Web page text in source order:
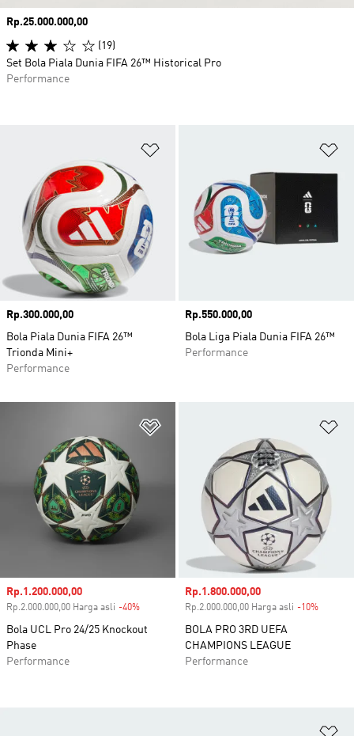
Harga
Rp.300.000,00
Bola Piala Dunia FIFA 26™
Trionda Mini+
Performance
Harga
Rp.550.000,00
Bola Liga Piala Dunia FIFA 26™
Performance
Harga penjualan
Rp.1.200.000,00
Rp.2.000.000,00 Harga asli -40%
Bola UCL Pro 24/25 Knockout
Phase
Performance
Harga penjualan
Rp.1.800.000,00
Rp.2.000.000,00 Harga asli -10%
BOLA PRO 3RD UEFA
CHAMPIONS LEAGUE
Performance
Harga
Rp.25.000.000,00
(19)
Set Bola Piala Dunia FIFA 26™ Historical Pro
Performance